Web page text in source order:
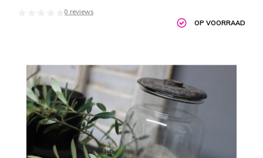
0 reviews
OP VOORRAAD